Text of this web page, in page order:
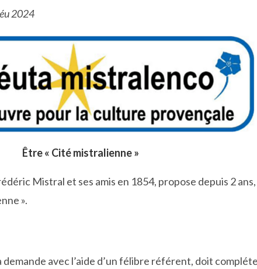
2024
Être « Cité mistralienne »
Mistral et ses amis en 1854, propose depuis 2
».
demande avec l’aide d’un félibre référent, doit